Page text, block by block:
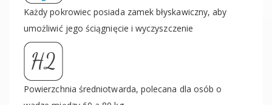
Każdy pokrowiec posiada zamek błyskawiczny, aby
umożliwić jego ściągnięcie i wyczyszczenie
Powierzchnia średniotwarda, polecana dla osób o